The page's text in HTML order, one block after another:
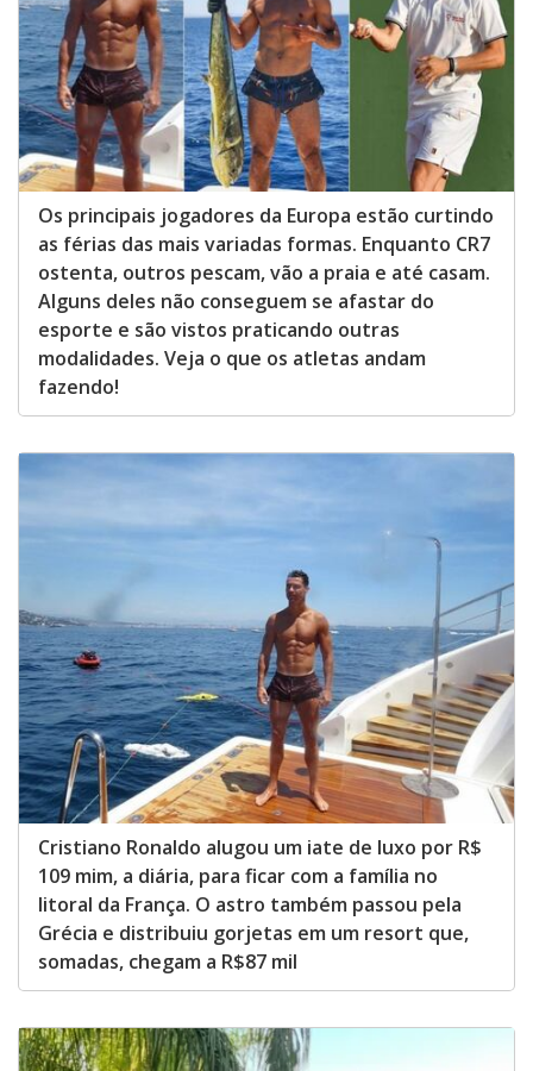
Os principais jogadores da Europa estão curtindo
as férias das mais variadas formas. Enquanto CR7
ostenta, outros pescam, vão a praia e até casam.
Alguns deles não conseguem se afastar do
esporte e são vistos praticando outras
modalidades. Veja o que os atletas andam
fazendo!
Cristiano Ronaldo alugou um iate de luxo por R$
109 mim, a diária, para ficar com a família no
litoral da França. O astro também passou pela
Grécia e distribuiu gorjetas em um resort que,
somadas, chegam a R$87 mil